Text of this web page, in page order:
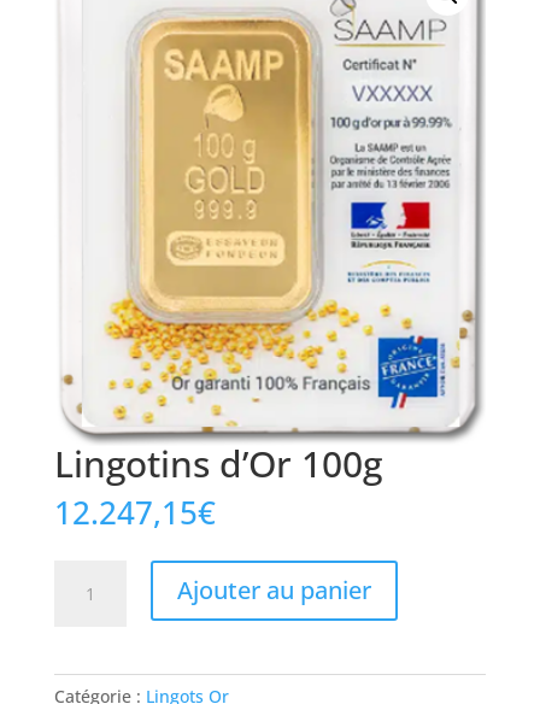
Lingotins d’Or 100g
12.247,15€
100g
Ajouter au panier
Catégorie : Lingots Or